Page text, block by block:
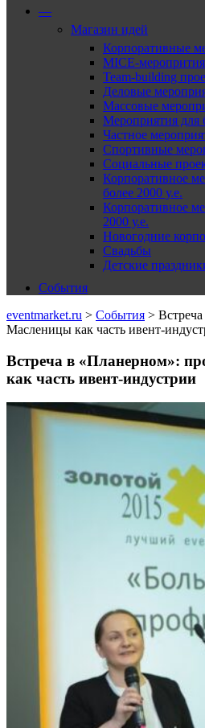
—
Магазин идей
Корпоративные
MICE-меропрития
Team-building
Деловые
Массовые
Мероприятия для
Частное
Спортивные
Социальные
Корпоративное
более 2000 у.е.
Корпоративное
2000 у.е.
Новогодние
Свадьбы
Детские
События
eventmarket.ru > События >
Масленицы как часть ивент-
Встреча в «Планерном»:
как часть ивент-индустрии